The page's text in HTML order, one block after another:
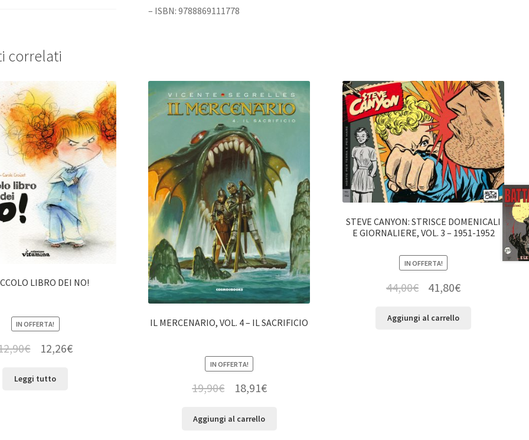
– ISBN: 9788869111778
correlati
LIBRO DEI NO!
IN OFFERTA!
€ 12,26€
Leggi tutto
IL MERCENARIO, VOL. 4 – IL SACRIFICIO
IN OFFERTA!
19,90€ 18,91€
Aggiungi al carrello
STEVE CANYON: STRISCE DOMENICALI
E GIORNALIERE, VOL. 3 – 1951-1952
IN OFFERTA!
44,00€ 41,80€
Aggiungi al carrello